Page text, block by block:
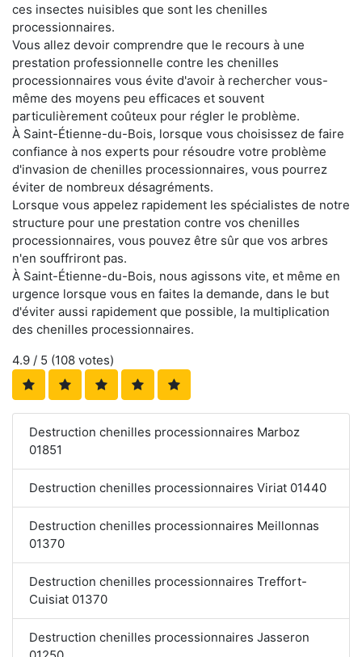
ces insectes nuisibles que sont les chenilles
processionnaires.
Vous allez devoir comprendre que le recours à une
prestation professionnelle contre les chenilles
processionnaires vous évite d'avoir à rechercher vous-
même des moyens peu efficaces et souvent
particulièrement coûteux pour régler le problème.
À Saint-Étienne-du-Bois, lorsque vous choisissez de faire
confiance à nos experts pour résoudre votre problème
d'invasion de chenilles processionnaires, vous pourrez
éviter de nombreux désagréments.
Lorsque vous appelez rapidement les spécialistes de notre
structure pour une prestation contre vos chenilles
processionnaires, vous pouvez être sûr que vos arbres
n'en souffriront pas.
À Saint-Étienne-du-Bois, nous agissons vite, et même en
urgence lorsque vous en faites la demande, dans le but
d'éviter aussi rapidement que possible, la multiplication
des chenilles processionnaires.
4.9 / 5 (108 votes)
Destruction chenilles processionnaires Marboz
01851
Destruction chenilles processionnaires Viriat 01440
Destruction chenilles processionnaires Meillonnas
01370
Destruction chenilles processionnaires Treffort-
Cuisiat 01370
Destruction chenilles processionnaires Jasseron